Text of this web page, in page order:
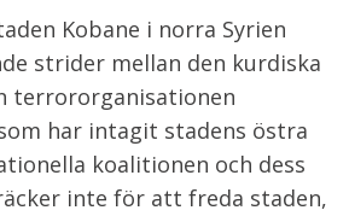
Kobane i norra Syrien
strider mellan den kurdiska
terrororganisationen
har intagit stadens östra
koalitionen och dess
inte för att freda staden,